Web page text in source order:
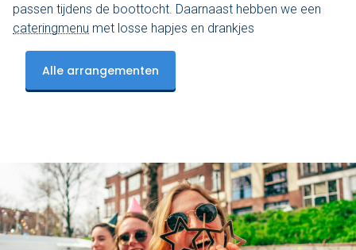
passen tijdens de boottocht. Daarnaast hebben we een
cateringmenu met losse hapjes en drankjes
Alle arrangementen